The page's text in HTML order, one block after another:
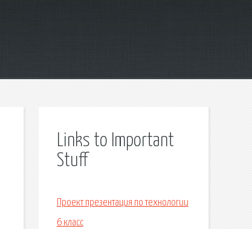
Links to Important
Stuff
Проект презентация по технологии
6 класс